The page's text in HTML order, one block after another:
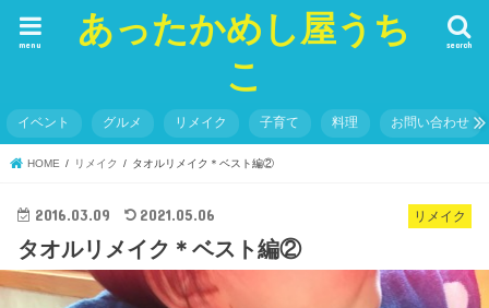
あったかめし屋うち
こ
search
menu
イベント グルメ リメイク 子育て 料理 お問い合わせ
HOME リメイク タオルリメイク＊ベスト編②
リメイク
2016.03.09 2021.05.06
タオルリメイク＊ベスト編②